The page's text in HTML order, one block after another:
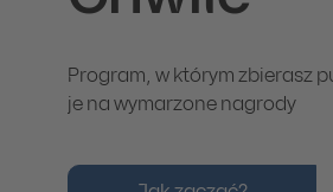
Program, w którym zbierasz
je na wymarzone nagrody